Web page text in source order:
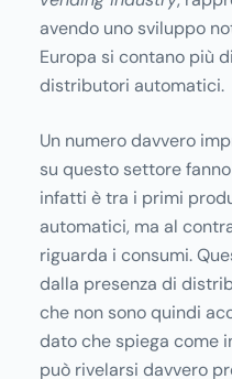
avendo uno sviluppo
Europa si contano più
distributori automatici.
Un numero davvero
su questo settore
infatti è tra i primi
automatici, ma al
riguarda i consumi.
dalla presenza di
che non sono quindi
dato che spiega come
può rivelarsi davvero